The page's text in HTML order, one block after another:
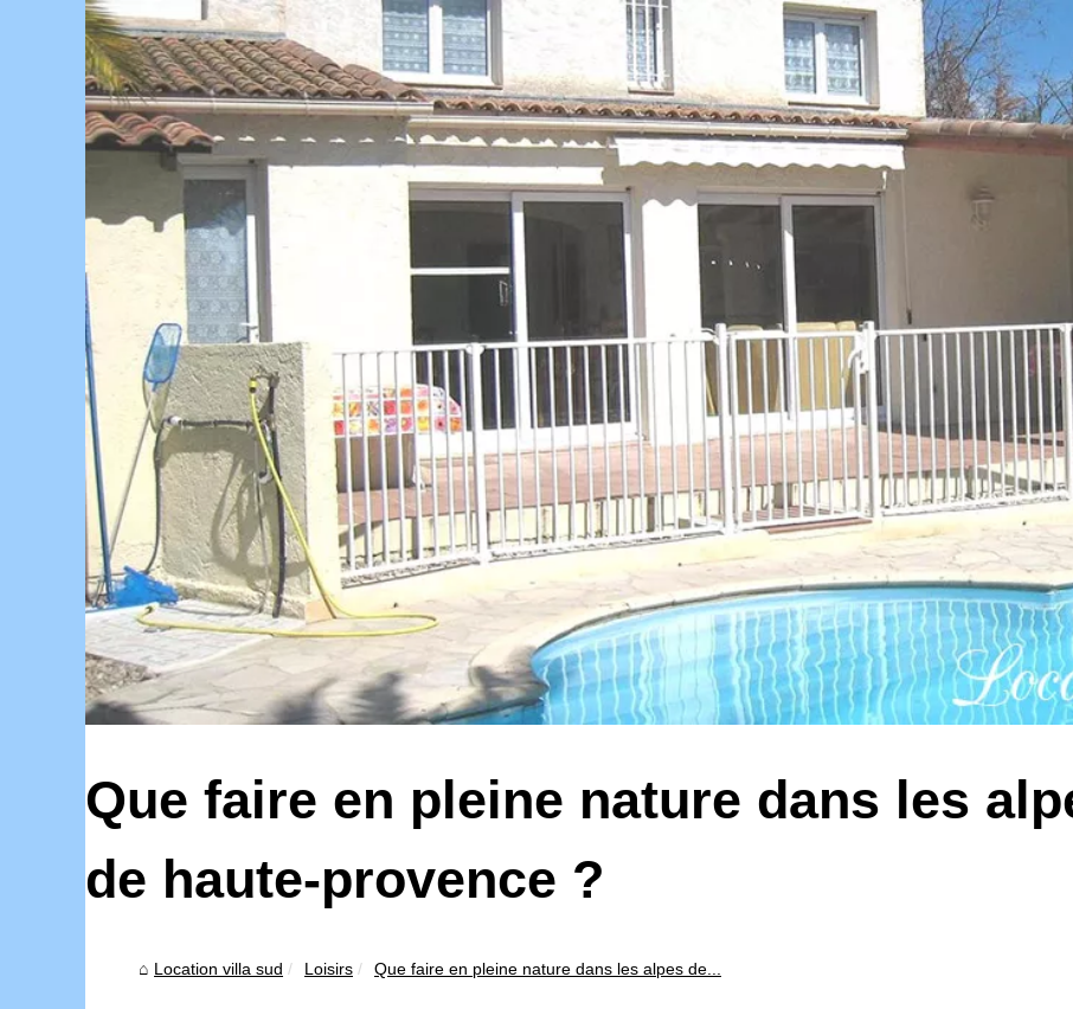
Que faire en pleine nature dans les
de haute-provence ?
Location villa sud Loisirs Que faire en pleine nature dans les alpes de...